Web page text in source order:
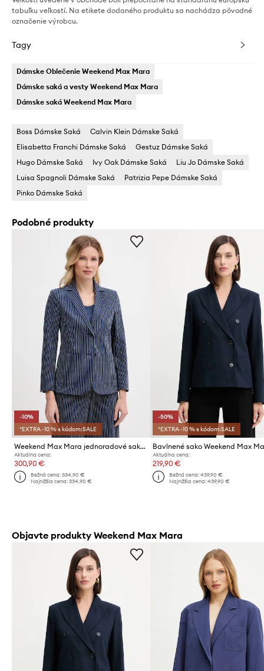
tabuľku veľkostí. Na etikete dodaného produktu sa nachádza pôvodné
označenie výrobcu.
Tagy
Dámske Oblečenie Weekend Max Mara
Dámske saká a vesty Weekend Max Mara
Dámske saká Weekend Max Mara
Boss Dámske Saká
Calvin Klein Dámske Saká
Elisabetta Franchi Dámske Saká
Gestuz Dámske Saká
Hugo Dámske Saká
Ivy Oak Dámske Saká
Liu Jo Dámske Saká
Luisa Spagnoli Dámske Saká
Patrizia Pepe Dámske Saká
Pinko Dámske Saká
Podobné produkty
-10%
*EXTRA -10 % s kódom:SALE
Weekend Max Mara jednoradové sako dámske s bavlnou ALETTA
Aktuálna cena:
300,90 €
Bežná cena:334,90 €
Najnižšia cena:334,90 €
-50%
*EXTRA -10 % s kódom:SALE
Aktuálna cena:
219,90 €
Bežná cena: 439,90 €
Najnižšia cena: 439,90 €
Objavte produkty Weekend Max Mara